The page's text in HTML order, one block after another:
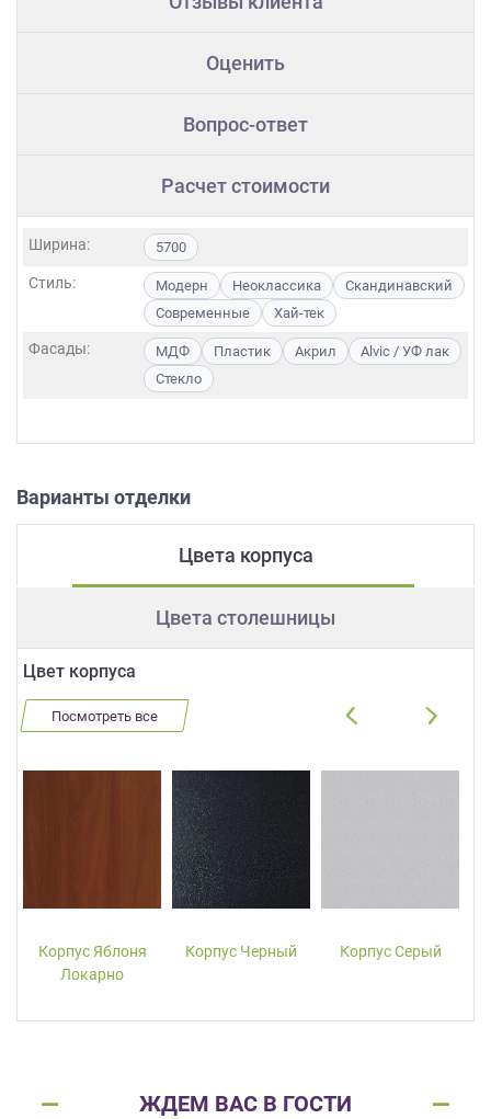
Оценить
Вопрос-ответ
Расчет стоимости
Ширина: 5700
Стиль: Модерн Неоклассика
Скандинавский
Современные
Хай-тек
Фасады: МДФ Пластик Акрил
Alvic / УФ лак
Стекло
Варианты отделки
Цвета корпуса
Цвета столешницы
Цвет корпуса
Посмотреть все
Корпус Яблоня
Локарно
Корпус Черный Корпус Серый
ЖДЕМ ВАС В ГОСТИ